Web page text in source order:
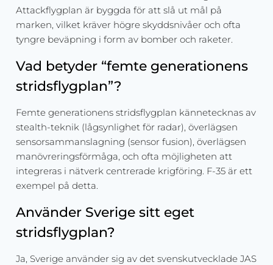
Attackflygplan är byggda för att slå ut mål på
marken, vilket kräver högre skyddsnivåer och ofta
tyngre beväpning i form av bomber och raketer.
Vad betyder “femte generationens
stridsflygplan”?
Femte generationens stridsflygplan kännetecknas av
stealth-teknik (lågsynlighet för radar), överlägsen
sensorsammanslagning (sensor fusion), överlägsen
manövreringsförmåga, och ofta möjligheten att
integreras i nätverk centrerade krigföring. F-35 är ett
exempel på detta.
Använder Sverige sitt eget
stridsflygplan?
Ja, Sverige använder sig av det svenskutvecklade JAS